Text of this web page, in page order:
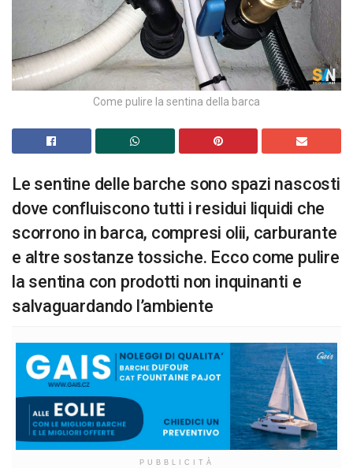
Come pulire la sentina della barca
Le sentine delle barche sono spazi nascosti
dove confluiscono tutti i residui liquidi che
scorrono in barca, compresi olii, carburante
e altre sostanze tossiche. Ecco come pulire
la sentina con prodotti non inquinanti e
salvaguardando l’ambiente
PUBBLICITÀ